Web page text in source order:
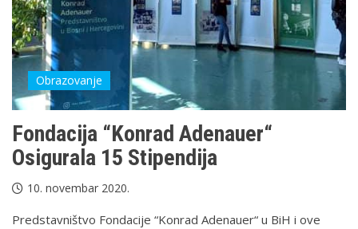
Obrazovanje
Fondacija “Konrad Adenauer“
Osigurala 15 Stipendija
10. novembar 2020.
Predstavništvo Fondacije “Konrad Adenauer“ u BiH i ove